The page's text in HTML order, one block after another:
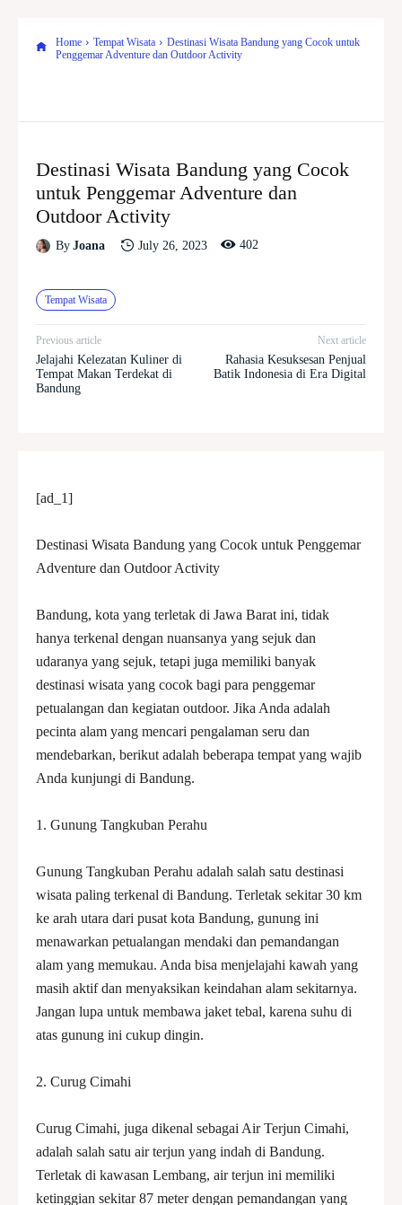
Home Tempat Wisata
Destinasi Wisata Bandung yang Cocok untuk
Penggemar Adventure dan Outdoor Activity
Destinasi Wisata Bandung yang Cocok
untuk Penggemar Adventure dan
Outdoor Activity
By Joana July 26, 2023 402
Tempat Wisata
Previous article
Jelajahi Kelezatan Kuliner di
Tempat Makan Terdekat di
Bandung
Next article
Rahasia Kesuksesan Penjual
Batik Indonesia di Era Digital
[ad_1]
Destinasi Wisata Bandung yang Cocok untuk Penggemar
Adventure dan Outdoor Activity
Bandung, kota yang terletak di Jawa Barat ini, tidak
hanya terkenal dengan nuansanya yang sejuk dan
udaranya yang sejuk, tetapi juga memiliki banyak
destinasi wisata yang cocok bagi para penggemar
petualangan dan kegiatan outdoor. Jika Anda adalah
pecinta alam yang mencari pengalaman seru dan
mendebarkan, berikut adalah beberapa tempat yang wajib
Anda kunjungi di Bandung.
1. Gunung Tangkuban Perahu
Gunung Tangkuban Perahu adalah salah satu destinasi
wisata paling terkenal di Bandung. Terletak sekitar 30 km
ke arah utara dari pusat kota Bandung, gunung ini
menawarkan petualangan mendaki dan pemandangan
alam yang memukau. Anda bisa menjelajahi kawah yang
masih aktif dan menyaksikan keindahan alam sekitarnya.
Jangan lupa untuk membawa jaket tebal, karena suhu di
atas gunung ini cukup dingin.
2. Curug Cimahi
Curug Cimahi, juga dikenal sebagai Air Terjun Cimahi,
adalah salah satu air terjun yang indah di Bandung.
Terletak di kawasan Lembang, air terjun ini memiliki
ketinggian sekitar 87 meter dengan pemandangan yang